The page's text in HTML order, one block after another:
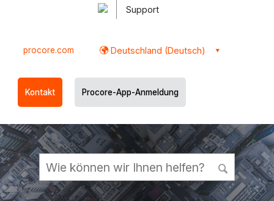
Support
procore.com Deutschland (Deutsch)
Kontakt Procore-App-Anmeldung